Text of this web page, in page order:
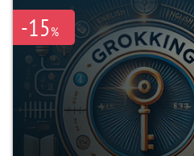
-15%